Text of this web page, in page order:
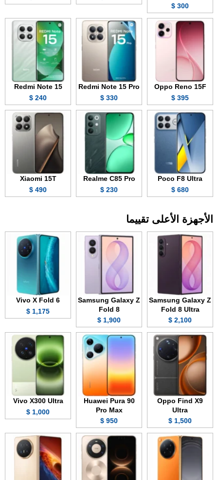
300 $
Oppo Reno 15F
395 $
Redmi Note 15 Pro
330 $
Redmi Note 15
240 $
Poco F8 Ultra
680 $
Realme C85 Pro
230 $
Xiaomi 15T
490 $
الأجهزة الأعلى تقييما
Samsung Galaxy Z
Fold 8 Ultra
2,100 $
Samsung Galaxy Z
Fold 8
1,900 $
Vivo X Fold 6
1,175 $
Oppo Find X9
Ultra
1,500 $
Huawei Pura 90
Pro Max
950 $
Vivo X300 Ultra
1,000 $